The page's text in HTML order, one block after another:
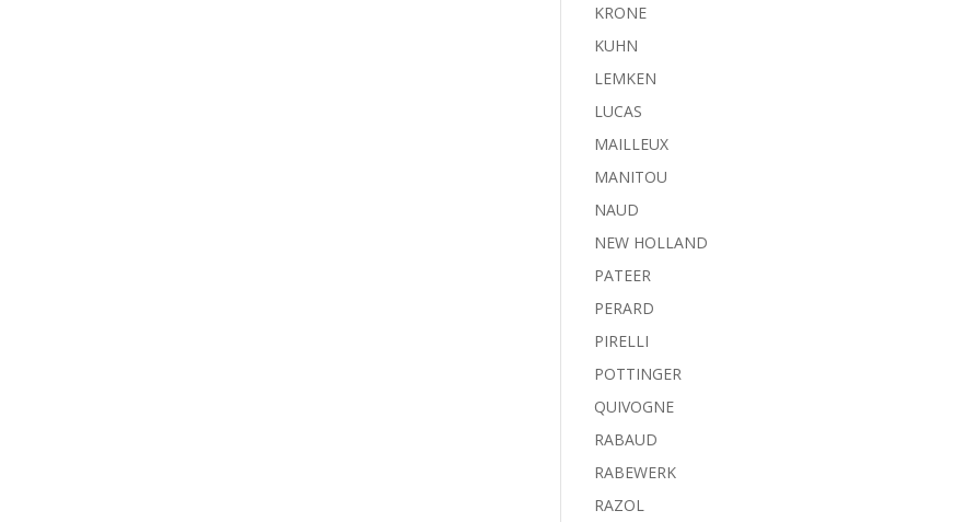
KRONE
KUHN
LEMKEN
LUCAS
MAILLEUX
MANITOU
NAUD
NEW HOLLAND
PATEER
PERARD
PIRELLI
POTTINGER
QUIVOGNE
RABAUD
RABEWERK
RAZOL